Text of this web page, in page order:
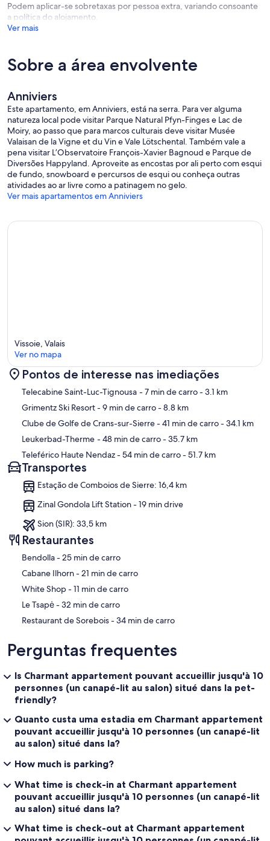
Podem aplicar-se sobretaxas por pessoa extra, variando consoante
a política do alojamento.
Ver mais
Sobre a área envolvente
Anniviers
Este apartamento, em Anniviers, está na serra. Para ver alguma
natureza local pode visitar Parque Natural Pfyn-Finges e Lac de
Moiry, ao passo que para marcos culturais deve visitar Musée
Valaisan de la Vigne et du Vin e Vale Lötschental. Também vale a
pena visitar L’Observatoire François-Xavier Bagnoud e Parque de
Diversões Happyland. Aproveite as encostas por ali perto com esqui
de fundo, snowboard e percursos de esqui ou conheça outras
atividades ao ar livre como a patinagem no gelo.
Ver mais apartamentos em Anniviers
Mapa
Vissoie, Valais
Ver no mapa
Pontos de interesse nas imediações
Telecabine Saint-Luc-Tignousa - 7 min de carro- 3.1 km
Grimentz Ski Resort- 9 min de carro- 8.8 km
Clube de Golfe de Crans-sur-Sierre- 41 min de carro- 34.1 km
Leukerbad-Therme - 48 min de carro- 35.7 km
Teleférico Haute Nendaz- 54 min de carro- 51.7 km
Transportes
Estação de Comboios de Sierre: 16,4 km
Zinal Gondola Lift Station - 19 min drive
Sion (SIR): 33,5 km
Restaurantes
‪Bendolla - ‬25 min de carro
‪Cabane Ilhorn - ‬21 min de carro
‪White Shop - ‬11 min de carro
‪Le Tsapė - ‬32 min de carro
‪Restaurant de Sorebois - ‬34 min de carro
Perguntas frequentes
Is Charmant appartement pouvant accueillir jusqu'à 10
personnes (un canapé-lit au salon) situé dans la pet-
friendly?
Quanto custa uma estadia em Charmant appartement
pouvant accueillir jusqu'à 10 personnes (un canapé-lit
au salon) situé dans la?
How much is parking?
What time is check-in at Charmant appartement
pouvant accueillir jusqu'à 10 personnes (un canapé-lit
au salon) situé dans la?
What time is check-out at Charmant appartement